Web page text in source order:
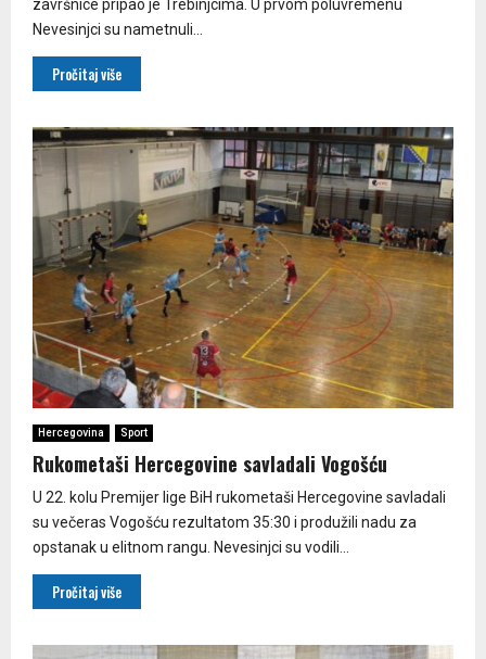
završnice pripao je Trebinjcima. U prvom poluvremenu
Nevesinjci su nametnuli...
Pročitaj više
Hercegovina Sport
Rukometaši Hercegovine savladali Vogošću
U 22. kolu Premijer lige BiH rukometaši Hercegovine savladali
su večeras Vogošću rezultatom 35:30 i produžili nadu za
opstanak u elitnom rangu. Nevesinjci su vodili...
Pročitaj više